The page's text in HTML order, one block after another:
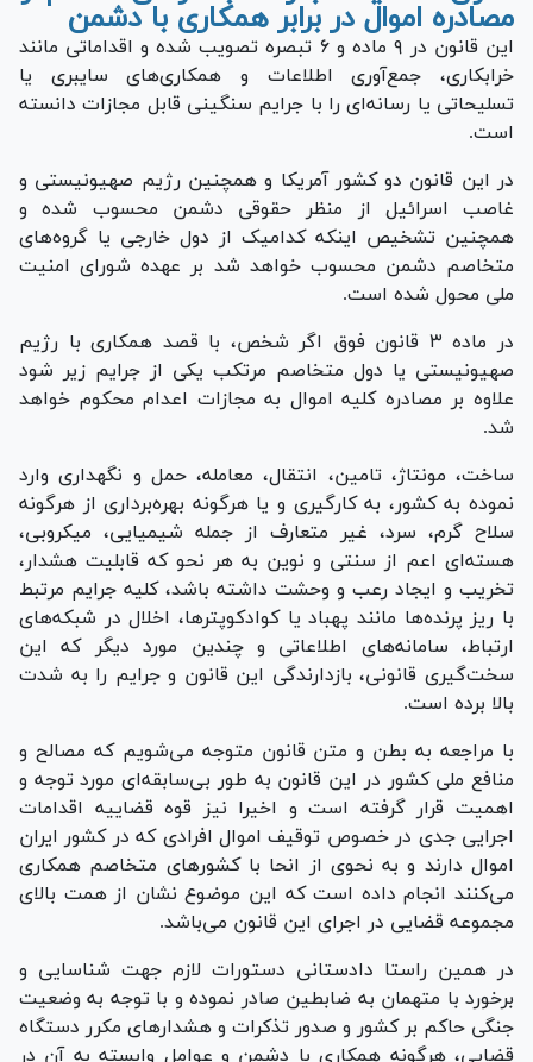
مصادره اموال در برابر همکاری با دشمن
این قانون در ۹ ماده و ۶ تبصره تصویب شده و اقداماتی مانند
خرابکاری، جمع‌آوری اطلاعات و همکاری‌های سایبری یا
تسلیحاتی یا رسانه‌ای را با جرایم سنگینی قابل مجازات دانسته
است.
در این قانون دو کشور آمریکا و همچنین رژیم صهیونیستی و
غاصب اسرائیل از منظر حقوقی دشمن محسوب شده و
همچنین تشخیص اینکه کدامیک از دول خارجی یا گروه‌های
متخاصم دشمن محسوب خواهد شد بر عهده شورای امنیت
ملی محول شده است.
در ماده ۳ قانون فوق اگر شخص، با قصد همکاری با رژیم
صهیونیستی یا دول متخاصم مرتکب یکی از جرایم زیر شود
علاوه بر مصادره کلیه اموال به مجازات اعدام محکوم خواهد
شد.
ساخت، مونتاژ، تامین، انتقال، معامله، حمل و نگهداری وارد
نموده به کشور، به کارگیری و یا هرگونه بهره‌برداری از هرگونه
سلاح گرم، سرد، غیر متعارف از جمله شیمیایی، میکروبی،
هسته‌ای اعم از سنتی و نوین به هر نحو که قابلیت هشدار،
تخریب و ایجاد رعب و وحشت داشته باشد، کلیه جرایم مرتبط
با ریز پرنده‌ها مانند پهباد یا کوادکوپتر‌ها، اخلال در شبکه‌های
ارتباط، سامانه‌های اطلاعاتی و چندین مورد دیگر که این
سخت‌گیری قانونی، بازدارندگی این قانون و جرایم را به شدت
بالا برده است.
با مراجعه به بطن و متن قانون متوجه می‌شویم که مصالح و
منافع ملی کشور در این قانون به طور بی‌سابقه‌ای مورد توجه و
اهمیت قرار گرفته است و اخیرا نیز قوه قضاییه اقدامات
اجرایی جدی در خصوص توقیف اموال افرادی که در کشور ایران
اموال دارند و به نحوی از انحا با کشور‌های متخاصم همکاری
می‌کنند انجام داده است که این موضوع نشان از همت بالای
مجموعه قضایی در اجرای این قانون می‌باشد.
در همین راستا دادستانی دستورات لازم جهت شناسایی و
برخورد با متهمان به ضابطین صادر نموده و با توجه به وضعیت
جنگی حاکم بر کشور و صدور تذکرات و هشدار‌های مکرر دستگاه
قضایی، هرگونه همکاری با دشمن و عوامل وابسته به آن در